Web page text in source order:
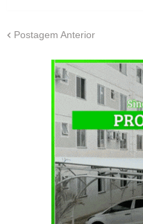
Postagem Anterior